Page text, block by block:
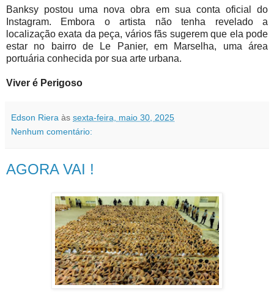
Banksy postou uma nova obra em sua conta oficial do
Instagram. Embora o artista não tenha revelado a
localização exata da peça, vários fãs sugerem que ela pode
estar no bairro de Le Panier, em Marselha, uma área
portuária conhecida por sua arte urbana.
Viver é Perigoso
Edson Riera às sexta-feira, maio 30, 2025
Nenhum comentário:
AGORA VAI !